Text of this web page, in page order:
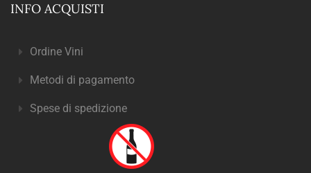
INFO ACQUISTI
Ordine Vini
Metodi di pagamento
Spese di spedizione